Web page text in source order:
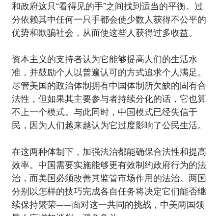
和政府这只“看得见的手”之间找到适当的平衡。过
分依赖其中任何一只手都会使少数人获得不公平的
优势和欺骗社会，从而使这些人获得过多收益。
资本主义的支持者认为它能够提高人们的生活水
准，并鼓励个人以普遍认可的方式追求个人满足。
尽管美国的政治体制拥有中国体制所欠缺的固有合
法性，但如果其主要参与者持续分化的话，它也算
不上一个模式。与此同时，中国模式已经失信于
民，因为人们越来越认为它过度影响了公民生活。
在这两种体制下，加强法治都能确保合法性和提高
效率。中国需要实施能够更有效制约政府行为的法
治，而美国必须改善其监管市场作用的法治。两国
分别以怎样的技巧完成各自任务将决定它们能否继
续保持繁荣——面对这一共同的挑战，中美两国领